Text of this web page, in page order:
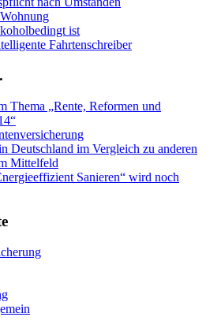
ist
Fahrtenschreiber
Thema „Rente, Reformen und
Deutschland im Vergleich zu anderen
Mittelfeld
Sanieren“ wird noch